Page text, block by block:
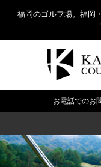
福岡のゴルフ場。福岡
お電話でのお